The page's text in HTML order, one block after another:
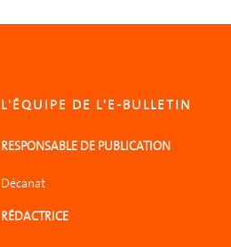
L'ÉQUIPE DE L'E-BULLETIN
RESPONSABLE DE PUBLICATION
Décanat
RÉDACTRICE